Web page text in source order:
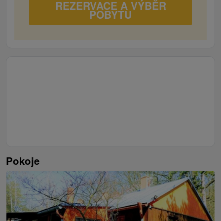
samostatné lôžko, WiFi), 2x kúpeľňa bez
toalety (sprchovací kút, umývadlo), 2x
samostatná toaleta, spoločenská miestnosť
Dvojlôžková spálňa (2x samostatné lôžko,
WiFi), 2x Trojlôžková spálňa (3x samostatné
lôžko, WiFi), Päťlôžková spálňa (5x
samostatné lôžko, 2x kúpeľňa bez toalety
(sprchovací kút, umývadlo), 5x samostatná
REZERVACE A VÝBĚR
POBYTU
Pokoje